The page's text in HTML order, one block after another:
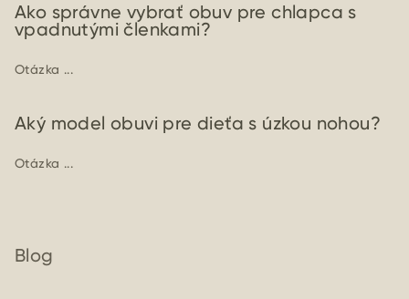
Ako správne vybrať obuv pre chlapca s
vpadnutými členkami?
Otázka ...
Aký model obuvi pre dieťa s úzkou nohou?
Otázka ...
Blog